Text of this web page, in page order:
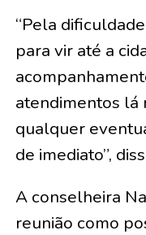
“Pela
para vir até a
atendimentos lá
qualquer
de imediato”,
A conselheira
reunião como